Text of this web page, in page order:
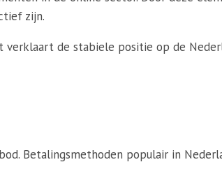
zijn.
de stabiele positie op de
Betalingsmethoden populair in